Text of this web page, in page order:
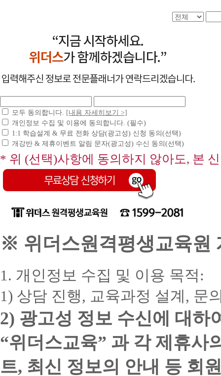
모두 동의합니다.
[내용 자세히보기 >]
개인정보 수집 및 이용에 동의합니다. (필수)
1:1 학습설계 & 무료 전화 상담(광고성) 신청 동의(선택)
개강반 & 제휴이벤트 알림 문자(광고성) 수신 동의(선택)
* 위 (선택)사항에 동의하지 않아도, 본
※ 위더스원격평생교육원
1. 개인정보 수집 및 이용 목적:
1) 상담 진행, 교육과정 설계, 문
2) 광고성 정보 수신에 대하
“위더스교육” 과 각 제휴사
트, 최신 정보의 안내 등 회